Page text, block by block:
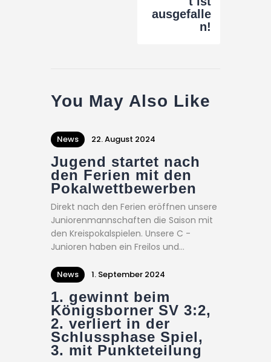
ausgefalle
n!
You May Also Like
News 22. August 2024
Jugend startet nach
den Ferien mit den
Pokalwettbewerben
Direkt nach den Ferien eröffnen unsere
Juniorenmannschaften die Saison mit
den Kreispokalspielen. Unsere C -
Junioren haben ein Freilos und…
News 1. September 2024
1. gewinnt beim
Königsborner SV 3:2,
2. verliert in der
Schlussphase Spiel,
3. mit Punkteteilung